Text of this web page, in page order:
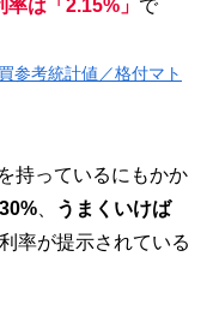
は「2.15%」 で
参考統計値／格付マト
持っているにもかか
うまくいけば
率が提示されている